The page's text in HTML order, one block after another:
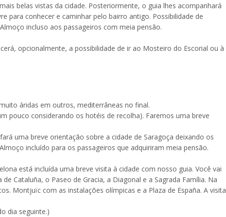
belas vistas da cidade. Posteriormente, o guia lhes acompanhará
para conhecer e caminhar pelo bairro antigo. Possibilidade de
incluso aos passageiros com meia pensão.
opcionalmente, a possibilidade de ir ao Mosteiro do Escorial ou à
áridas em outros, mediterrâneas no final.
pouco considerando os hotéis de recolha). Faremos uma breve
uma breve orientação sobre a cidade de Saragoça deixando os
incluído para os passageiros que adquiriram meia pensão.
está incluída uma breve visita à cidade com nosso guia. Você vai
Cataluña, o Paseo de Gracia, a Diagonal e a Sagrada Família. Na
Montjuïc com as instalações olímpicas e a Plaza de España. A visita
dia seguinte.)